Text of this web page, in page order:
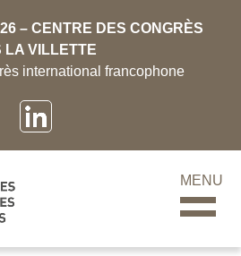
– CENTRE DES CONGRÈS
LA VILLETTE
international francophone
MENU